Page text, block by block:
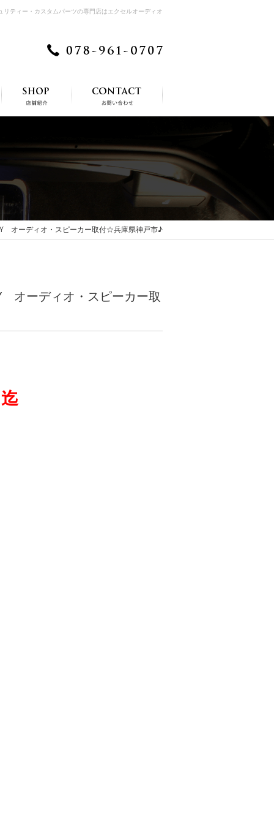
ティー・カスタムパーツの専門店はエクセルオーディオ
オーディオ・スピーカー取付☆兵庫県神戸市♪
オーディオ・スピーカー取